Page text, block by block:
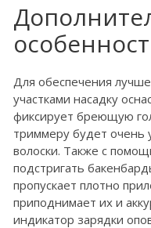
Для обеспечения
участками насадку
фиксирует бреющую
триммеру будет очень
волоски. Также с
подстригать
пропускает плотно
приподнимает их и
индикатор зарядки